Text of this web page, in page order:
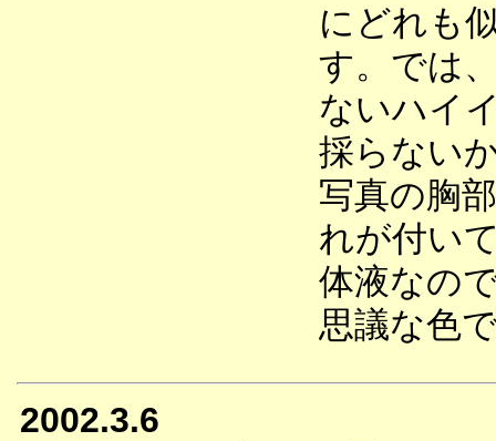
にどれも
す。では
ないハイ
採らない
写真の胸
れが付い
体液なの
思議な色
2002.3.6